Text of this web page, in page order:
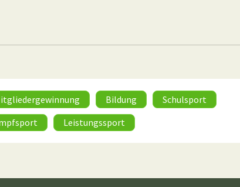
Bildung
Schulsport
Leistungssport